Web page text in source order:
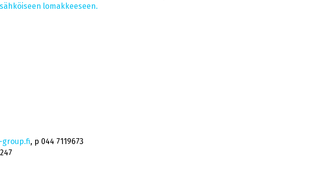
lomakkeeseen.
group.fi, p 044 7119673